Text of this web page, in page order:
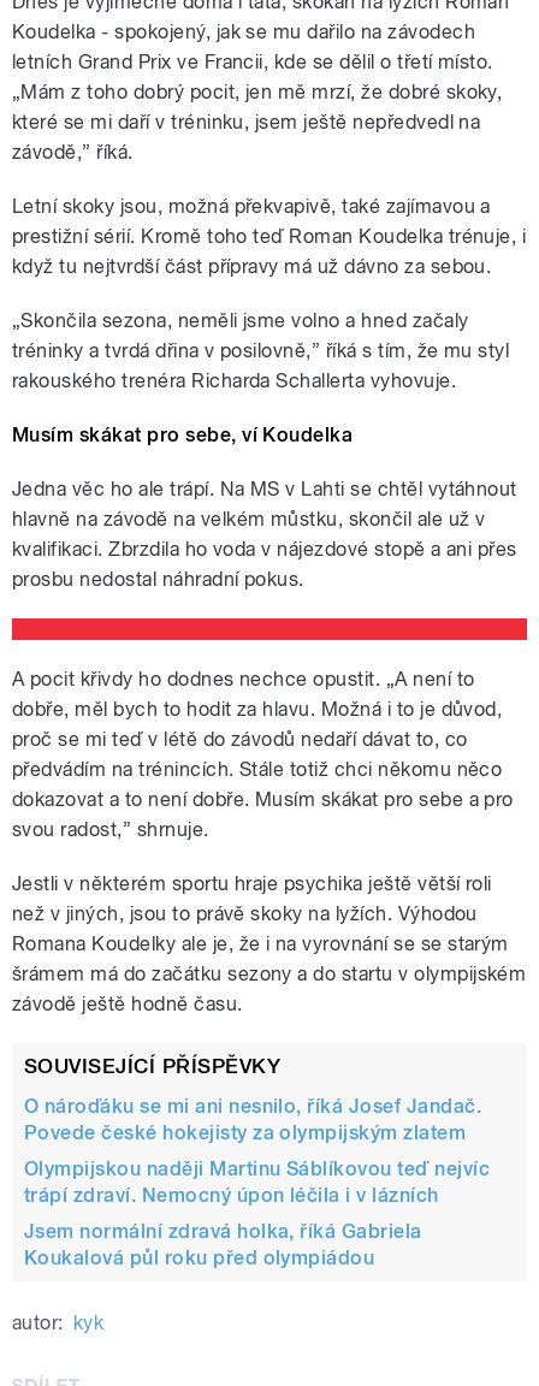
Koudelka - spokojený, jak se mu dařilo na závodech
letních Grand Prix ve Francii, kde se dělil o třetí místo.
„Mám z toho dobrý pocit, jen mě mrzí, že dobré skoky,
které se mi daří v tréninku, jsem ještě nepředvedl na
závodě,” říká.
Letní skoky jsou, možná překvapivě, také zajímavou a
prestižní sérií. Kromě toho teď Roman Koudelka trénuje, i
když tu nejtvrdší část přípravy má už dávno za sebou.
„Skončila sezona, neměli jsme volno a hned začaly
tréninky a tvrdá dřina v posilovně,” říká s tím, že mu styl
rakouského trenéra Richarda Schallerta vyhovuje.
Musím skákat pro sebe, ví Koudelka
Jedna věc ho ale trápí. Na MS v Lahti se chtěl vytáhnout
hlavně na závodě na velkém můstku, skončil ale už v
kvalifikaci. Zbrzdila ho voda v nájezdové stopě a ani přes
prosbu nedostal náhradní pokus.
A pocit křivdy ho dodnes nechce opustit. „A není to
dobře, měl bych to hodit za hlavu. Možná i to je důvod,
proč se mi teď v létě do závodů nedaří dávat to, co
předvádím na trénincích. Stále totiž chci někomu něco
dokazovat a to není dobře. Musím skákat pro sebe a pro
svou radost,” shrnuje.
Jestli v některém sportu hraje psychika ještě větší roli
než v jiných, jsou to právě skoky na lyžích. Výhodou
Romana Koudelky ale je, že i na vyrovnání se se starým
šrámem má do začátku sezony a do startu v olympijském
závodě ještě hodně času.
SOUVISEJÍCÍ PŘÍSPĚVKY
O nároďáku se mi ani nesnilo, říká Josef Jandač.
Povede české hokejisty za olympijským zlatem
Olympijskou naději Martinu Sáblíkovou teď nejvíc
trápí zdraví. Nemocný úpon léčila i v lázních
Jsem normální zdravá holka, říká Gabriela
Koukalová půl roku před olympiádou
autor: kyk